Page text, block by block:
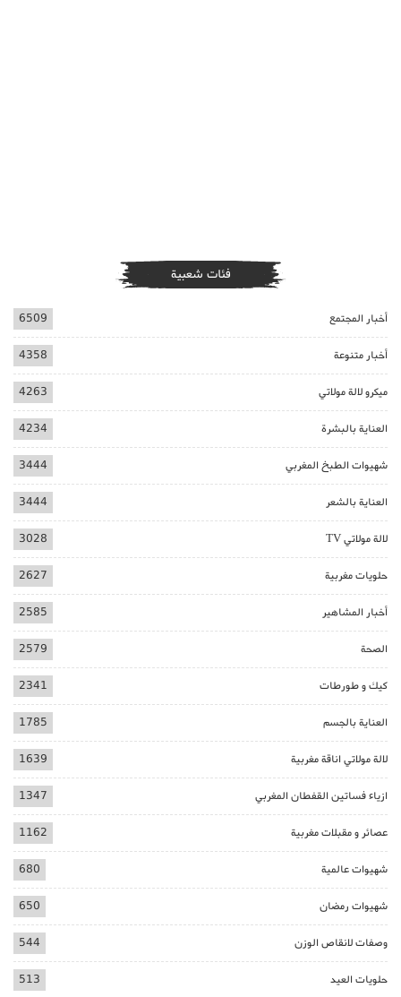
فئات شعبية
أخبار المجتمع 6509
أخبار متنوعة 4358
ميكرو لالة مولاتي 4263
العناية بالبشرة 4234
شهيوات الطبخ المغربي 3444
العناية بالشعر 3444
لالة مولاتي TV 3028
حلويات مغربية 2627
أخبار المشاهير 2585
الصحة 2579
كيك و طورطات 2341
العناية بالجسم 1785
لالة مولاتي اناقة مغربية 1639
ازياء فساتين القفطان المغربي 1347
عصائر و مقبلات مغربية 1162
شهيوات عالمية 680
شهيوات رمضان 650
وصفات لانقاص الوزن 544
حلويات العيد 513